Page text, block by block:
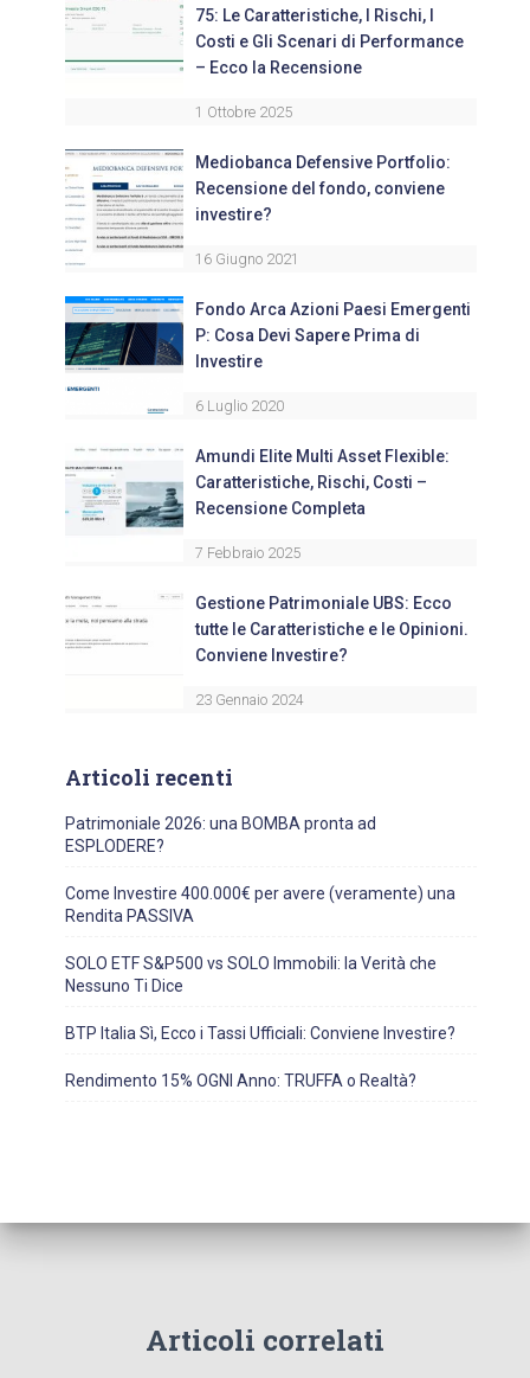
75: Le Caratteristiche, I Rischi, I
Costi e Gli Scenari di Performance
– Ecco la Recensione
1 Ottobre 2025
Mediobanca Defensive Portfolio:
Recensione del fondo, conviene
investire?
16 Giugno 2021
Fondo Arca Azioni Paesi Emergenti
P: Cosa Devi Sapere Prima di
Investire
6 Luglio 2020
Amundi Elite Multi Asset Flexible:
Caratteristiche, Rischi, Costi –
Recensione Completa
7 Febbraio 2025
Gestione Patrimoniale UBS: Ecco
tutte le Caratteristiche e le Opinioni.
Conviene Investire?
23 Gennaio 2024
Articoli recenti
Patrimoniale 2026: una BOMBA pronta ad
ESPLODERE?
Come Investire 400.000€ per avere (veramente) una
Rendita PASSIVA
SOLO ETF S&P500 vs SOLO Immobili: la Verità che
Nessuno Ti Dice
BTP Italia Sì, Ecco i Tassi Ufficiali: Conviene Investire?
Rendimento 15% OGNI Anno: TRUFFA o Realtà?
Articoli correlati